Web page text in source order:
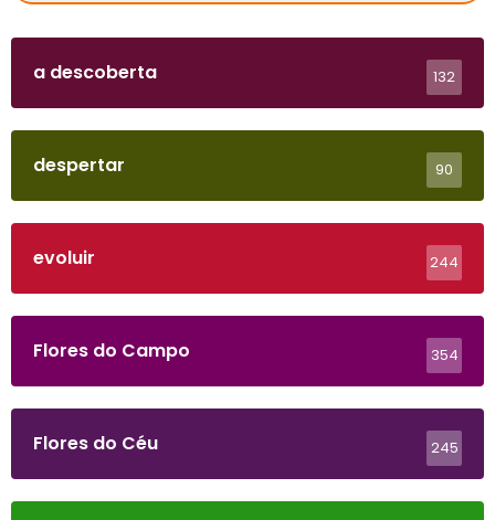
a descoberta 132
despertar 90
evoluir 244
Flores do Campo 354
Flores do Céu 245